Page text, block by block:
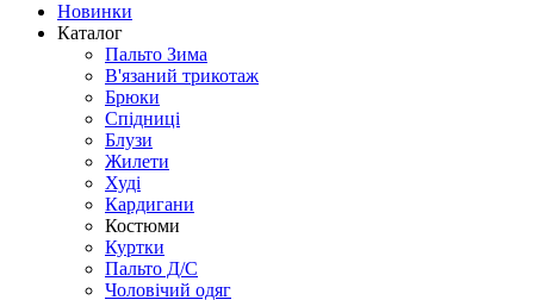
Новинки
Каталог
Пальто Зима
В'язаний трикотаж
Брюки
Спідниці
Блузи
Жилети
Худі
Кардигани
Костюми
Куртки
Пальто Д/С
Чоловічий одяг
XLSX